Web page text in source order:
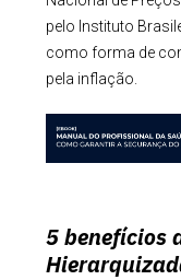
pelo Instituto
como forma de
pela inflação.
5 benefícios